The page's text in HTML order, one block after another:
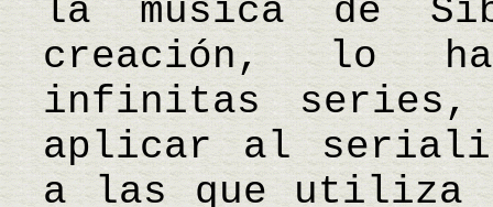
la música de
creación, lo
infinitas series,
aplicar al
a las que utiliza